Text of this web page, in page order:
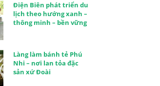
Điện Biên phát triển du
lịch theo hướng xanh –
thông minh – bền vững
Làng làm bánh tẻ Phú
Nhi – nơi lan tỏa đặc
sản xứ Đoài